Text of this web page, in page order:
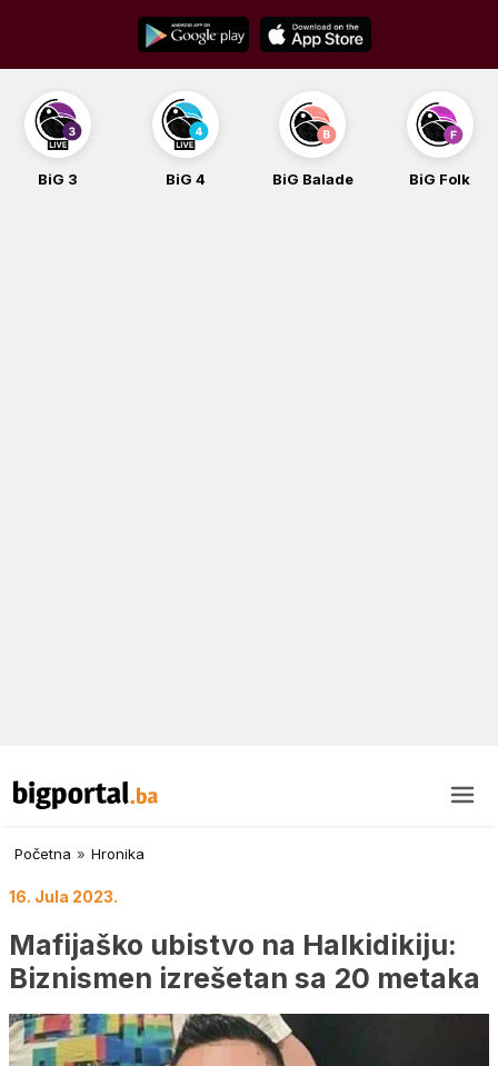
content
BiG 3 BiG 4 BiG Balade BiG Folk
Početna » Hronika
16. Jula 2023.
Mafijaško ubistvo na Halkidikiju:
Biznismen izrešetan sa 20 metaka